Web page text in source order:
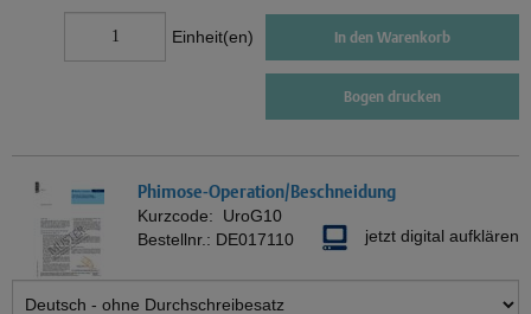
Einheit(en) In den Warenkorb
Bogen drucken
Phimose-Operation/Beschneidung
Kurzcode: UroG10
Bestellnr.: DE017110 jetzt digital aufklären